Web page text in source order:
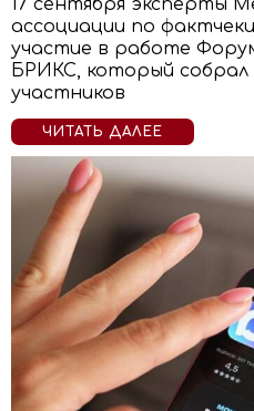
17 сентября эксперты
ассоциации по
участие в работе
БРИКС, который
участников
ЧИТАТЬ ДАЛЕЕ